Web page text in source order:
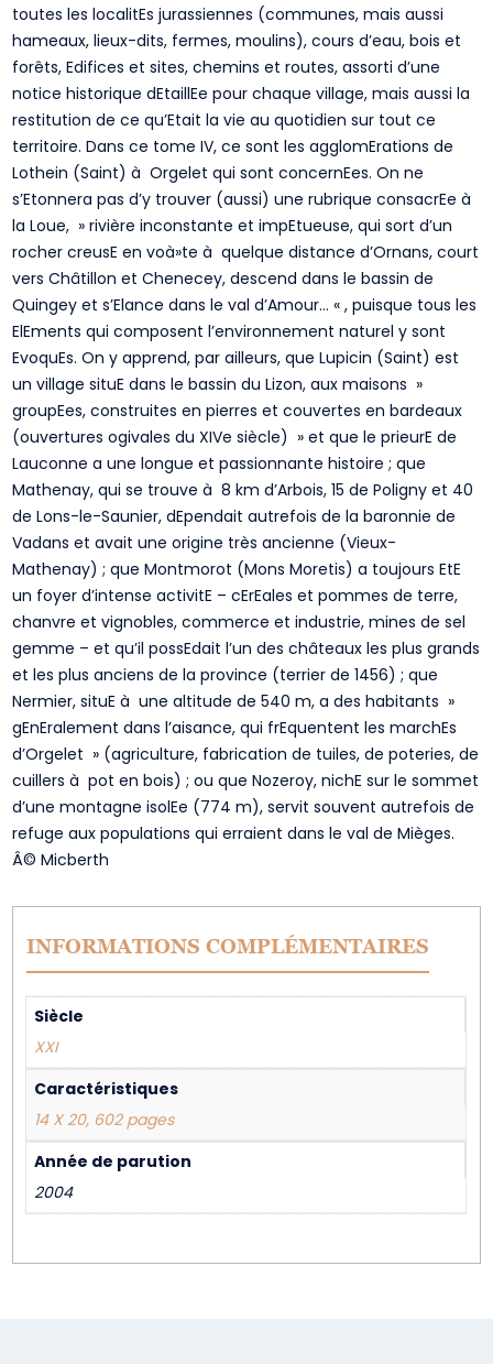
toutes les localitEs jurassiennes (communes, mais aussi
hameaux, lieux-dits, fermes, moulins), cours d’eau, bois et
forêts, Edifices et sites, chemins et routes, assorti d’une
notice historique dEtaillEe pour chaque village, mais aussi la
restitution de ce qu’Etait la vie au quotidien sur tout ce
territoire. Dans ce tome IV, ce sont les agglomErations de
Lothein (Saint) à Orgelet qui sont concernEes. On ne
s’Etonnera pas d’y trouver (aussi) une rubrique consacrEe à
la Loue, » rivière inconstante et impEtueuse, qui sort d’un
rocher creusE en voà»te à quelque distance d’Ornans, court
vers Châtillon et Chenecey, descend dans le bassin de
Quingey et s’Elance dans le val d’Amour… « , puisque tous les
ElEments qui composent l’environnement naturel y sont
EvoquEs. On y apprend, par ailleurs, que Lupicin (Saint) est
un village situE dans le bassin du Lizon, aux maisons »
groupEes, construites en pierres et couvertes en bardeaux
(ouvertures ogivales du XIVe siècle) » et que le prieurE de
Lauconne a une longue et passionnante histoire ; que
Mathenay, qui se trouve à 8 km d’Arbois, 15 de Poligny et 40
de Lons-le-Saunier, dEpendait autrefois de la baronnie de
Vadans et avait une origine très ancienne (Vieux-
Mathenay) ; que Montmorot (Mons Moretis) a toujours EtE
un foyer d’intense activitE – cErEales et pommes de terre,
chanvre et vignobles, commerce et industrie, mines de sel
gemme – et qu’il possEdait l’un des châteaux les plus grands
et les plus anciens de la province (terrier de 1456) ; que
Nermier, situE à une altitude de 540 m, a des habitants »
gEnEralement dans l’aisance, qui frEquentent les marchEs
d’Orgelet » (agriculture, fabrication de tuiles, de poteries, de
cuillers à pot en bois) ; ou que Nozeroy, nichE sur le sommet
d’une montagne isolEe (774 m), servit souvent autrefois de
refuge aux populations qui erraient dans le val de Mièges.
Â© Micberth
INFORMATIONS COMPLÉMENTAIRES
Siècle
XXI
Caractéristiques
14 X 20, 602 pages
Année de parution
2004